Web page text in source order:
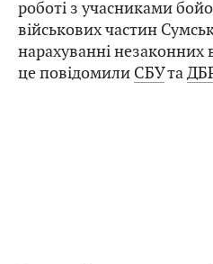
роботі з учасниками
військових частин
нарахуванні незаконних
це повідомили СБУта